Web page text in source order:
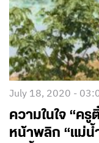
July 18, 2020 -
ความในใจ “ค
หน้าพลิก “แม่น้